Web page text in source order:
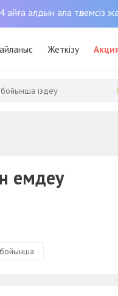
4 айға алдын ала төлемсіз
Жеткізу
емдеу